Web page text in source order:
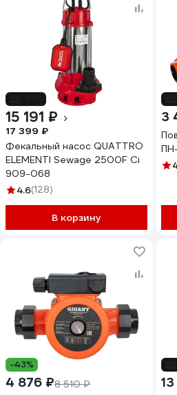
15 191 ₽
17 399 ₽
Фекальный насос QUATTRO
ELEMENTI Sewage 2500F Ci
909-068
4.6(128)
В корзину
3
-43%
4 876 ₽8 510 ₽